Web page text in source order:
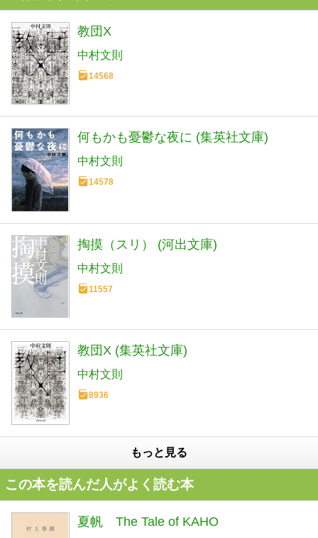
教団X
中村文則
14568
何もかも憂鬱な夜に (集英社文庫)
中村文則
14578
掏摸（スリ） (河出文庫)
中村文則
11557
教団X (集英社文庫)
中村文則
8936
もっと見る
この本を読んだ人がよく読む本
夏帆 The Tale of KAHO